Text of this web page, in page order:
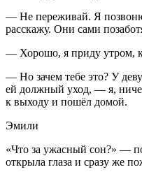
— Не переживай. Я
расскажу. Они сами
— Хорошо, я приду утром,
— Но зачем тебе это? У
ей должный уход, — я,
к выходу и пошёл домой.
Эмили
«Что за ужасный сон?» —
открыла глаза и сразу же